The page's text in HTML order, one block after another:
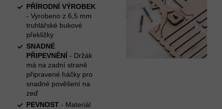
PŘÍRODNÍ VÝROBEK
- Vyrobeno z 6,5 mm
truhlářské bukové
překližky
SNADNÉ
PŘIPEVNĚNÍ - Držák
má na zadní straně
připravené háčky pro
snadné pověšení na
zeď
PEVNOST - Materiál